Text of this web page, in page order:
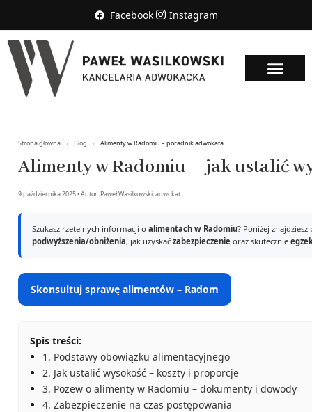
Facebook Instagram
Strona główna › Blog › Alimenty w Radomiu – poradnik adwokata
Alimenty w Radomiu – jak ustalić
9 października 2025• Autor: Paweł Wasilkowski, adwokat
Szukasz rzetelnych informacji o alimentach w Radomiu? Poniżej
podwyższenia/obniżenia, jak uzyskać zabezpieczenie oraz skutecznie
Skonsultuj sprawę alimentów – Radom
Spis treści:
1. Podstawy obowiązku alimentacyjnego
2. Jak ustalić wysokość – koszty i proporcje
3. Pozew o alimenty w Radomiu – dokumenty i dowody
4. Zabezpieczenie na czas postępowania